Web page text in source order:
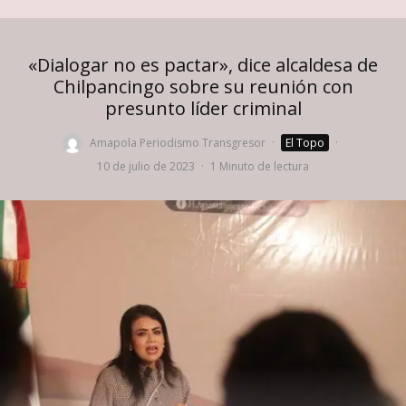
«Dialogar no es pactar», dice alcaldesa de
Chilpancingo sobre su reunión con
presunto líder criminal
Amapola Periodismo Transgresor · El Topo
·
10 de julio de 2023 · 1 Minuto de lectura